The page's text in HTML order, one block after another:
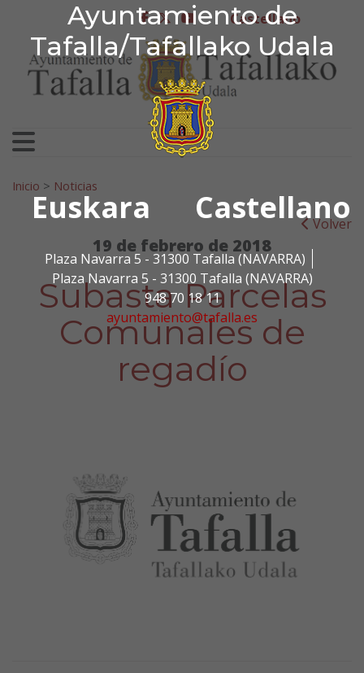
Ayuntamiento de
Tafalla/Tafallako Udala
Euskara Castellano
Plaza Navarra 5 - 31300 Tafalla (NAVARRA)
Plaza Navarra 5 - 31300 Tafalla (NAVARRA)
948 70 18 11
ayuntamiento@tafalla.es
Ir al contenido
Ayuntamiento de
facebook
twitter
youtubeCastellano
Search for:
Inicio > Noticias
Volver
19 de febrero de 2018
Subasta Parcelas
Comunales de
regadío